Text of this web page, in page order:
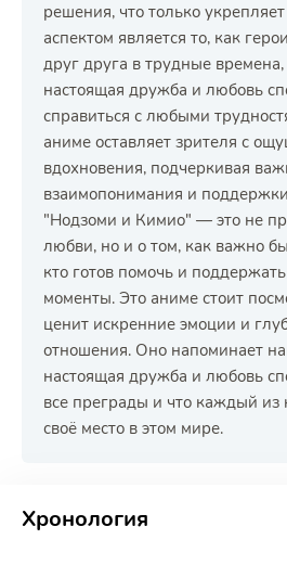
решения, что только
аспектом является то, как
друг друга в трудные
настоящая дружба и любовь
справиться с любыми
аниме оставляет зрителя с
вдохновения, подчеркивая
взаимопонимания и
"Нодзоми и Кимио" — это не
любви, но и о том, как важно
кто готов помочь и
моменты. Это аниме стоит
ценит искренние эмоции и
отношения. Оно напоминает
настоящая дружба и любовь
все преграды и что каждый из
своё место в этом мире.
Хронология